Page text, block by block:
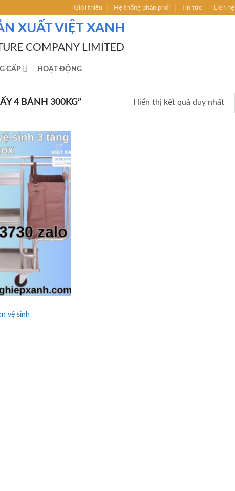
Giới thiệu Hệ thống phân phối Tin tức Liên hệ
XUẤT VIỆT XANH
COMPANY LIMITED
CẤP HOẠT ĐỘNG
4 BÁNH 300KG” Hiển thị kết quả duy nhất
vệ sinh